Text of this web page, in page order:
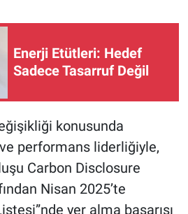
Enerji Etütleri: Hedef
Sadece Tasarruf Değil
konusunda
performans liderliğiyle,
Carbon Disclosure
Nisan 2025’te
yer alma başarısı